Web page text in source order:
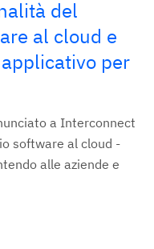
del
al cloud e
per
a Interconnect
software al cloud -
alle aziende e